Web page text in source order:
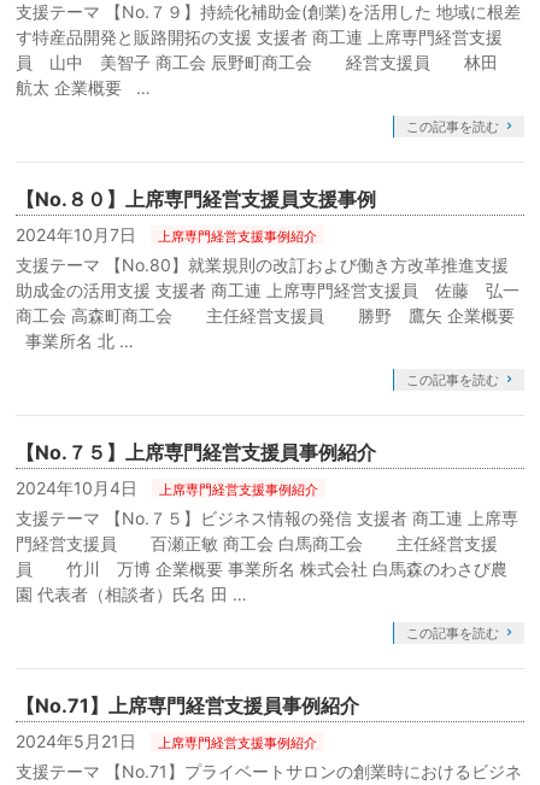
支援テーマ 【No.７９】持続化補助金(創業)を活用した 地域に根差
す特産品開発と販路開拓の支援 支援者 商工連 上席専門経営支援
員 山中 美智子 商工会 辰野町商工会 経営支援員 林田
航太 企業概要 …
この記事を読む
【No.８０】上席専門経営支援員支援事例
2024年10月7日 上席専門経営支援事例紹介
支援テーマ 【No.80】就業規則の改訂および働き方改革推進支援
助成金の活用支援 支援者 商工連 上席専門経営支援員 佐藤 弘一
商工会 高森町商工会 主任経営支援員 勝野 鷹矢 企業概要
事業所名 北 …
この記事を読む
【No.７５】上席専門経営支援員事例紹介
2024年10月4日 上席専門経営支援事例紹介
支援テーマ 【No.７５】ビジネス情報の発信 支援者 商工連 上席専
門経営支援員 百瀬正敏 商工会 白馬商工会 主任経営支援
員 竹川 万博 企業概要 事業所名 株式会社 白馬森のわさび農
園 代表者（相談者）氏名 田 …
この記事を読む
【No.71】上席専門経営支援員事例紹介
2024年5月21日 上席専門経営支援事例紹介
支援テーマ 【No.71】プライベートサロンの創業時におけるビジネ